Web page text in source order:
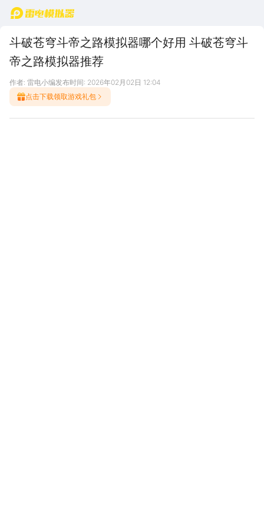
首页
斗破苍穹斗帝之路模拟器哪个好用 斗破苍穹斗
帝之路模拟器推荐
作者: 雷电小编发布时间: 2026年02月02日 12:04
点击下载领取游戏礼包